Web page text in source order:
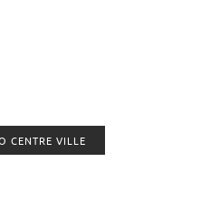
CENTRE VILLE